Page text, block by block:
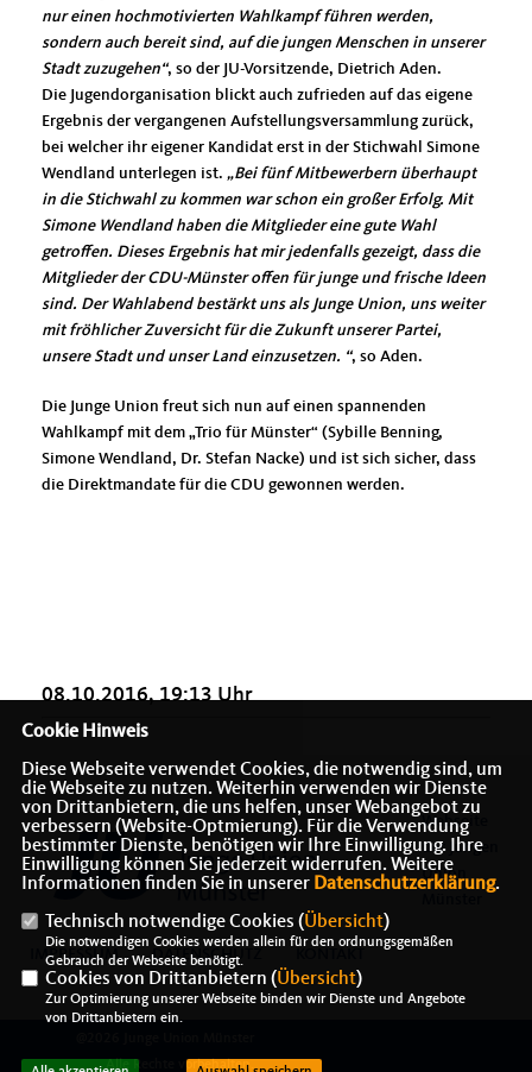
nur einen hochmotivierten Wahlkampf führen werden,
sondern auch bereit sind, auf die jungen Menschen in unserer
Stadt zuzugehen“, so der JU-Vorsitzende, Dietrich Aden.
Die Jugendorganisation blickt auch zufrieden auf das eigene
Ergebnis der vergangenen Aufstellungsversammlung zurück,
bei welcher ihr eigener Kandidat erst in der Stichwahl Simone
Wendland unterlegen ist. Bei fünf Mitbewerbern überhaupt
in die Stichwahl zu kommen war schon ein großer Erfolg. Mit
Simone Wendland haben die Mitglieder eine gute Wahl
getroffen. Dieses Ergebnis hat mir jedenfalls gezeigt, dass die
Mitglieder der CDU-Münster offen für junge und frische Ideen
sind. Der Wahlabend bestärkt uns als Junge Union, uns weiter
mit fröhlicher Zuversicht für die Zukunft unserer Partei,
unsere Stadt und unser Land einzusetzen. “, so Aden.
Die Junge Union freut sich nun auf einen spannenden
Wahlkampf mit dem „Trio für Münster“ (Sybille Benning,
Simone Wendland, Dr. Stefan Nacke) und ist sich sicher, dass
die Direktmandate für die CDU gewonnen werden.
08.10.2016, 19:13 Uhr
Webseite
der Jungen
Union
IMPRESSUM DATENSCHUTZ
Alle Rechte vorbehalten.
Cookie Hinweis
Diese Webseite verwendet Cookies, die notwendig sind, um
die Webseite zu nutzen. Weiterhin verwenden wir Dienste
von Drittanbietern, die uns helfen, unser Webangebot zu
verbessern (Website-Optmierung). Für die Verwendung
bestimmter Dienste, benötigen wir Ihre Einwilligung. Ihre
Einwilligung können Sie jederzeit widerrufen. Weitere
Informationen finden Sie in unserer Datenschutzerklärung.
Technisch notwendige Cookies (Übersicht)
Die notwendigen Cookies werden allein für den ordnungsgemäßen
Gebrauch der Webseite benötigt.
Cookies von Drittanbietern (Übersicht)
Zur Optimierung unserer Webseite binden wir Dienste und Angebote
von Drittanbietern ein.